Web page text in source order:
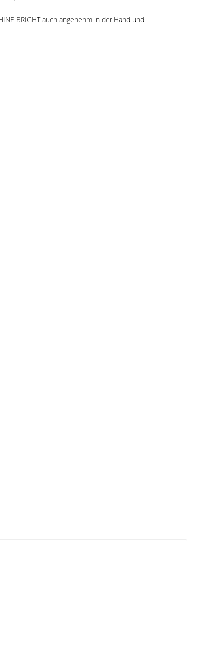
BRIGHT auch angenehm in der Hand und